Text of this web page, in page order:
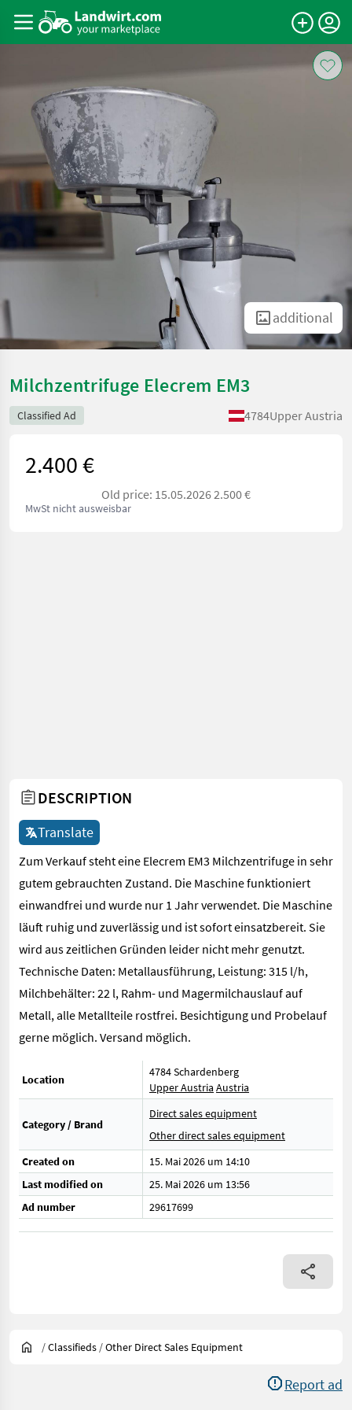
additional
Milchzentrifuge Elecrem EM3
Classified Ad 4784Upper Austria
2.400 €
Old price: 15.05.2026 2.500 €
MwSt nicht ausweisbar
DESCRIPTION
Translate
Zum Verkauf steht eine Elecrem EM3 Milchzentrifuge in sehr
gutem gebrauchten Zustand. Die Maschine funktioniert
einwandfrei und wurde nur 1 Jahr verwendet. Die Maschine
läuft ruhig und zuverlässig und ist sofort einsatzbereit. Sie
wird aus zeitlichen Gründen leider nicht mehr genutzt.
Technische Daten: Metallausführung, Leistung: 315 l/h,
Milchbehälter: 22 l, Rahm- und Magermilchauslauf auf
Metall, alle Metallteile rostfrei. Besichtigung und Probelauf
gerne möglich. Versand möglich.
Location
4784 Schardenberg
Upper Austria Austria
Category / Brand
Direct sales equipment
Other direct sales equipment
Created on
15. Mai 2026 um 14:10
Last modified on
25. Mai 2026 um 13:56
Ad number
29617699
/Classifieds /Other Direct Sales Equipment
Report ad